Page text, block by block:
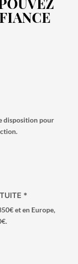
disposition pour
*
et en Europe,